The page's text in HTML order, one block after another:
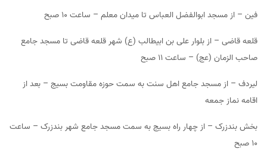
فین – از مسجد ابوالفضل العباس تا میدان معلم – ساعت ۱۰ صبح
قلعه قاضی – از بلوار علی بن ابیطالب (ع) شهر قلعه قاضی تا مسجد جامع
صاحب الزمان (عج) – ساعت ۱۱ صبح
لیردف – از مسجد جامع اهل سنت به سمت حوزه مقاومت بسیج – بعد از
اقامه نماز جمعه
بخش بندزرک – از چهار راه بسیج به سمت مسجد جامع شهر بندزرک – ساعت
۱۰ صبح